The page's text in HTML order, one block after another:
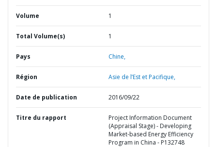
Volume 1
Total Volume(s) 1
Pays Chine,
Région Asie de l’Est et Pacifique,
Date de publication 2016/09/22
Titre du rapport
Project Information Document
(Appraisal Stage) - Developing
Market-based Energy Efficiency
Program in China - P132748